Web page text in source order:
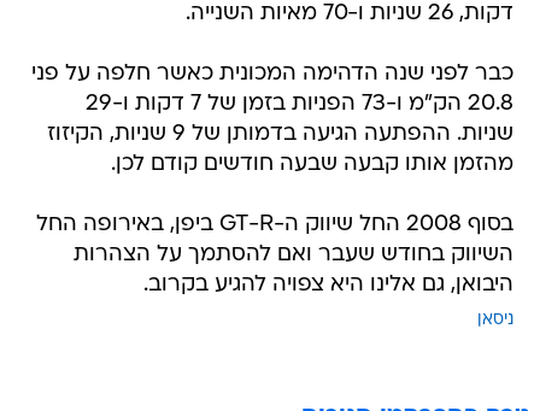
דקות, 26 שניות ו-70 מאיות השנייה.
כבר לפני שנה הדהימה המכונית כאשר חלפה על פני
20.8 הק"מ ו-73 הפניות בזמן של 7 דקות ו-29
שניות. ההפתעה הגיעה בדמותן של 9 שניות, הקיזוז
מהזמן אותו קבעה שבעה חודשים קודם לכן.
בסוף 2008 החל שיווק ה-GT-R ביפן, באירופה החל
השיווק בחודש שעבר ואם להסתמך על הצהרות
היבואן, גם אלינו היא צפויה להגיע בקרוב.
ניסאן